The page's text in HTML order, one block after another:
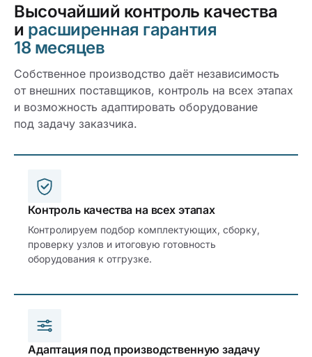
Высочайший контроль качества
и расширенная гарантия
18 месяцев
Собственное производство даёт независимость
от внешних поставщиков, контроль на всех этапах
и возможность адаптировать оборудование
под задачу заказчика.
Контроль качества на всех этапах
Контролируем подбор комплектующих, сборку,
проверку узлов и итоговую готовность
оборудования к отгрузке.
Адаптация под производственную задачу